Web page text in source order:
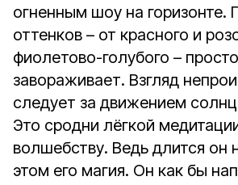
огненным шоу на горизонте.
оттенков – от красного и
фиолетово-голубого – просто
завораживает. Взгляд
следует за движением
Это сродни лёгкой
волшебству. Ведь длится он
этом его магия. Он как бы